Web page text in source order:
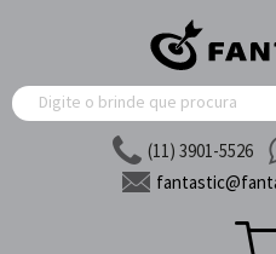
(11) 3901-5526
fantastic@